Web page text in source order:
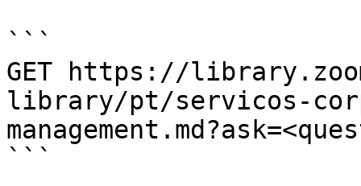
```
GET https://
library/pt/servicos-
```